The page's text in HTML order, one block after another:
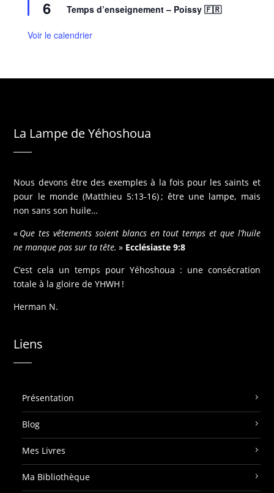
6
s
n
Temps d’enseignement – Poissy 🇫🇷
Voir le calendrier
La Lampe de Yéhoshoua
Nous devons être des exemples à la fois pour les saints et
pour le monde (Matthieu 5:13-16) ; être une lampe, mais
non sans son huile…
« Que tes vêtements soient blancs en tout temps et que l’huile
ne manque pas sur ta tête. » Ecclésiaste 9:8
C’est cela un temps pour Yéhoshoua : une consécration
totale à la gloire de YHWH !
Herman N.
Liens
Présentation
Blog
Mes Livres
Ma Bibliothèque